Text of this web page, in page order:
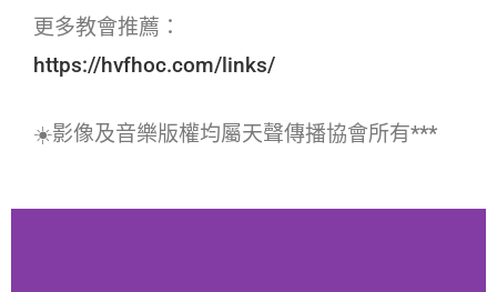
更多教會推薦：
https://hvfhoc.com/links/
☀️影像及音樂版權均屬天聲傳播協會所有***